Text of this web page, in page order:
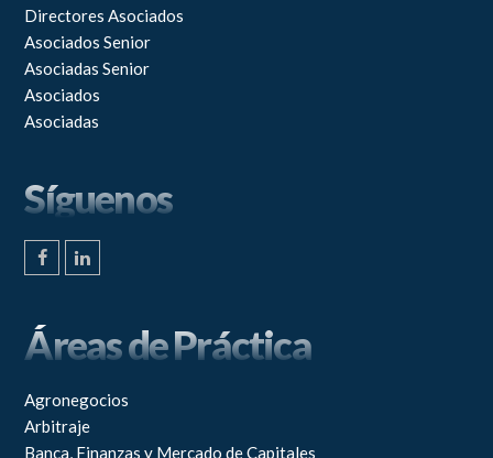
Directores Asociados
Asociados Senior
Asociadas Senior
Asociados
Asociadas
Síguenos
F
a
b
o
L
i
e
d
Áreas de Práctica
Agronegocios
Arbitraje
Banca, Finanzas y Mercado de Capitales